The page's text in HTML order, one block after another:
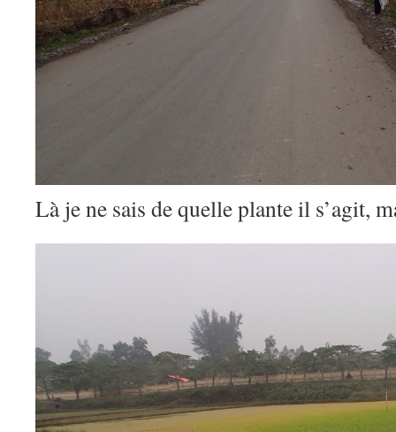
Là je ne sais de quelle plante il s’agit,